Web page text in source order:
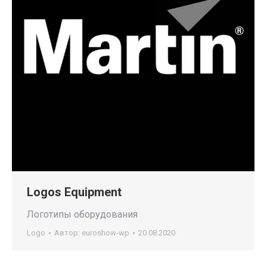
Logos Equipment
Логотипы оборудования
Logo Автор: euroshow-wp 20.08.2020